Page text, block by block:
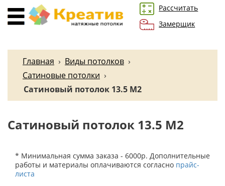
Рассчитать
Замерщик
Главная › Виды потолков ›
Сатиновые потолки ›
Сатиновый потолок 13.5 М2
Сатиновый потолок 13.5 М2
* Минимальная сумма заказа - 6000р. Дополнительные
работы и материалы оплачиваются согласно прайс-
листа